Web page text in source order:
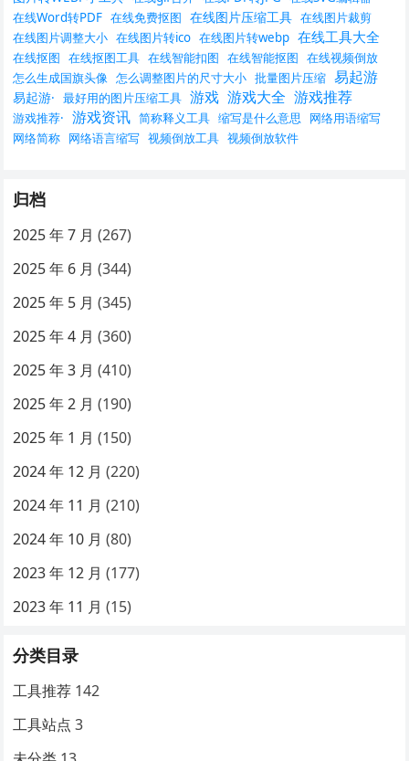
在线Word转PDF 在线免费抠图 在线图片压缩工具 在线图片裁剪
在线图片调整大小 在线图片转ico 在线图片转webp 在线工具大全
在线抠图 在线抠图工具 在线智能扣图 在线智能抠图 在线视频倒放
怎么生成国旗头像 怎么调整图片的尺寸大小 批量图片压缩 易起游
易起游· 最好用的图片压缩工具 游戏 游戏大全 游戏推荐
游戏推荐· 游戏资讯 简称释义工具 缩写是什么意思
网络用语缩写
网络简称 网络语言缩写 视频倒放工具 视频倒放软件
归档
2025 年 7 月 (267)
2025 年 6 月 (344)
2025 年 5 月 (345)
2025 年 4 月 (360)
2025 年 3 月 (410)
2025 年 2 月 (190)
2025 年 1 月 (150)
2024 年 12 月 (220)
2024 年 11 月 (210)
2024 年 10 月 (80)
2023 年 12 月 (177)
2023 年 11 月 (15)
分类目录
工具推荐 142
工具站点 3